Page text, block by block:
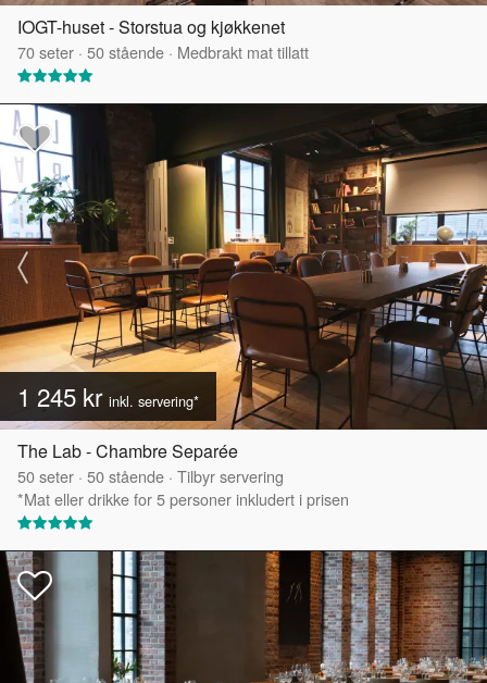
IOGT-huset - Storstua og kjøkkenet
70seter · 50stående · Medbrakt mat tillatt
1 245 kr inkl. servering*
The Lab - Chambre Separée
50seter · 50stående · Tilbyr servering
*Mat eller drikke for 5 personer inkludert i prisen